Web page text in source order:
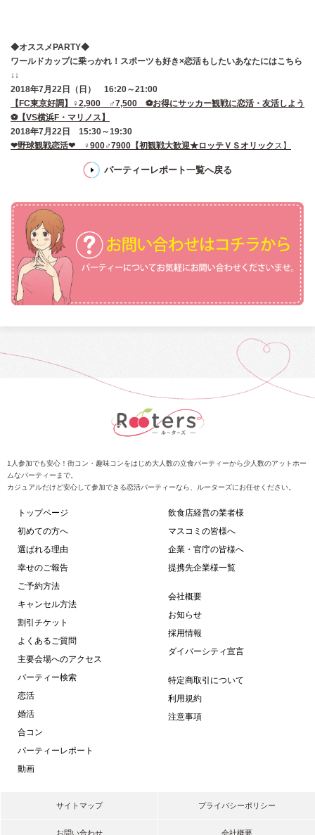
◆オススメPARTY◆
ワールドカップに乗っかれ！スポーツも好き×恋活もしたいあなたにはこちら
↓↓
2018年7月22日（日） 16:20～21:00
【FC東京好調】♀2,900 ♂7,500 ⚽お得にサッカー観戦に恋活・友活しよう
⚽【VS横浜F・マリノス】
2018年7月22日 15:30～19:30
❤野球観戦恋活❤ ♀900♂7900【初観戦大歓迎★ロッテＶＳオリックス】
パーティーレポート一覧へ戻る
1人参加でも安心！街コン・趣味コンをはじめ大人数の立食パーティーから少人数のアットホー
ムなパーティーまで。
カジュアルだけど安心して参加できる恋活パーティーなら、ルーターズにお任せください。
トップページ
初めての方へ
選ばれる理由
幸せのご報告
ご予約方法
キャンセル方法
割引チケット
よくあるご質問
主要会場へのアクセス
パーティー検索
恋活
婚活
合コン
パーティーレポート
動画
飲食店経営の業者様
マスコミの皆様へ
企業・官庁の皆様へ
提携先企業様一覧
会社概要
お知らせ
採用情報
ダイバーシティ宣言
特定商取引について
利用規約
注意事項
サイトマップ プライバシーポリシー
お問い合わせ 会社概要